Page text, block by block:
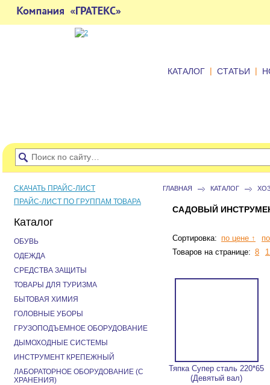
КАТАЛОГ | СТАТЬИ |
ГЛАВНАЯ КАТАЛОГ
САДОВЫЙ
Сортировка: по цене ↑
Товаров на странице: 8
Тяпка Супер сталь 220*65
(Девятый вал)
СКАЧАТЬ ПРАЙС-ЛИСТ
ПРАЙС-ЛИСТ ПО ГРУППАМ ТОВАРА
Каталог
ОБУВЬ
ОДЕЖДА
СРЕДСТВА ЗАЩИТЫ
ТОВАРЫ ДЛЯ ТУРИЗМА
БЫТОВАЯ ХИМИЯ
ГОЛОВНЫЕ УБОРЫ
ГРУЗОПОДЪЕМНОЕ ОБОРУДОВАНИЕ
ДЫМОХОДНЫЕ СИСТЕМЫ
ИНСТРУМЕНТ КРЕПЕЖНЫЙ
ЛАБОРАТОРНОЕ ОБОРУДОВАНИЕ (С
ХРАНЕНИЯ)